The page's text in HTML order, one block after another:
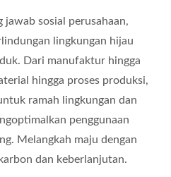
jawab sosial perusahaan,
lingkungan hijau
Dari manufaktur hingga
hingga proses produksi,
ramah lingkungan dan
penggunaan
Melangkah maju dengan
dan keberlanjutan.